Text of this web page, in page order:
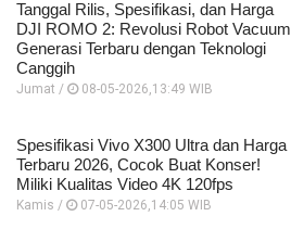
Tanggal Rilis, Spesifikasi, dan Harga
DJI ROMO 2: Revolusi Robot Vacuum
Generasi Terbaru dengan Teknologi
Canggih
Jumat / 08-05-2026,13:49 WIB
Spesifikasi Vivo X300 Ultra dan Harga
Terbaru 2026, Cocok Buat Konser!
Miliki Kualitas Video 4K 120fps
Kamis / 07-05-2026,14:05 WIB